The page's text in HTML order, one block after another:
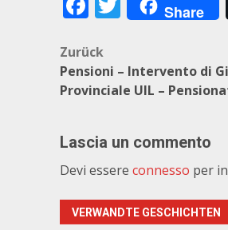
Share
Zurück
Pensioni – Intervento di
Provinciale UIL –
Lascia un commento
Devi essere connesso per
VERWANDTE GESCHICHTEN